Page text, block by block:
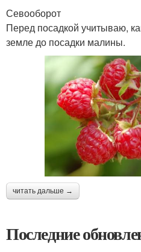
Севооборот
Перед посадкой учитываю,
земле до посадки малины.
читать дальше →
Последние